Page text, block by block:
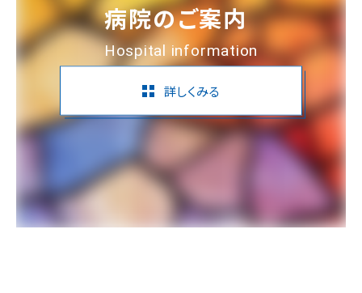
病院のご案内
Hospital information
詳しくみる